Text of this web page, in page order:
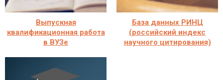
Выпускная
квалификационная работа
в ВУЗе
База данных РИНЦ
(российский индекс
научного цитирования)